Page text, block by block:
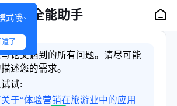
论文全能助手
式哦~
道了
论文遇到的所有问题。请尽可能
述您的需求。
试:
于“体验营销在旅游业中的应用